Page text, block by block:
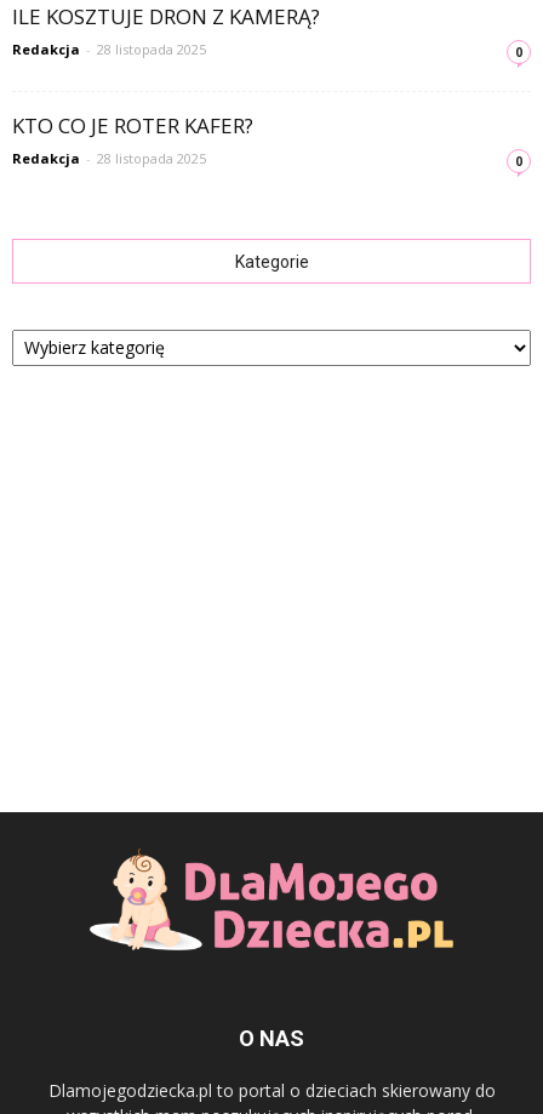
ILE KOSZTUJE DRON Z KAMERĄ?
Redakcja - 28 listopada 2025 0
KTO CO JE ROTER KAFER?
Redakcja - 28 listopada 2025 0
Kategorie
Kategorie
O NAS
Dlamojegodziecka.pl to portal o dzieciach skierowany do